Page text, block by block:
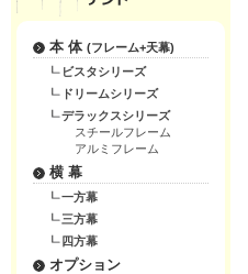
本 体 (フレーム+天幕)
ビスタシリーズ
ドリームシリーズ
デラックスシリーズ
スチールフレーム
アルミフレーム
横 幕
一方幕
三方幕
四方幕
オプション